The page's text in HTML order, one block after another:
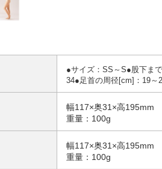
●サイズ：SS～S●股下ま
34●足首の周径[cm]：19～
幅117×奥31×高195mm
重量：100g
幅117×奥31×高195mm
重量：100g